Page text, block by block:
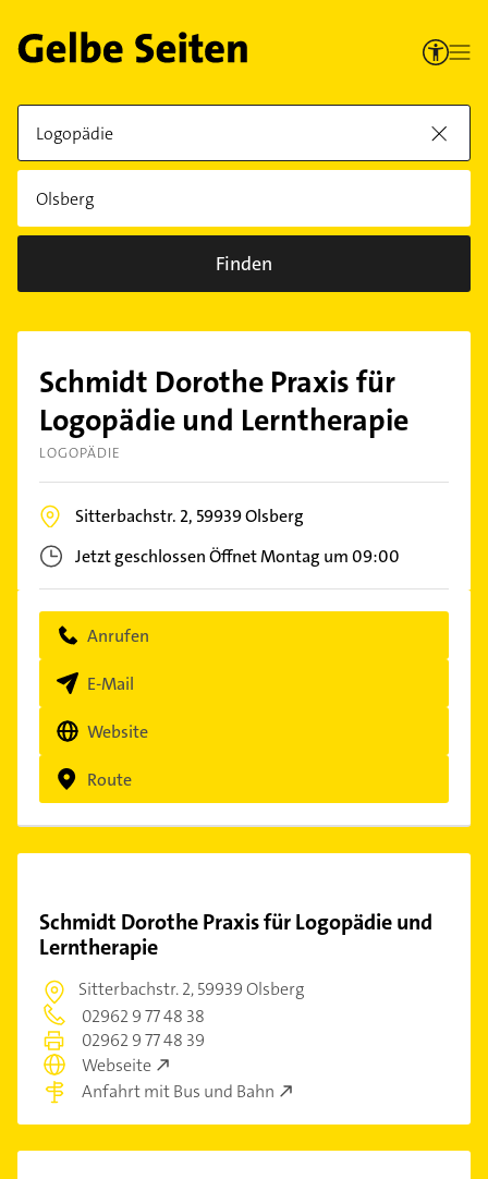
Finden
Schmidt Dorothe Praxis für
Logopädie und Lerntherapie
LOGOPÄDIE
Sitterbachstr. 2, 59939Olsberg
Jetzt geschlossenÖffnet Montag um 09:00
Anrufen
E-Mail
Website
Route
Schmidt Dorothe Praxis für Logopädie und
Lerntherapie
Sitterbachstr. 2,59939 Olsberg
02962 9 77 48 38
02962 9 77 48 39
Webseite
Anfahrt mit Bus und Bahn